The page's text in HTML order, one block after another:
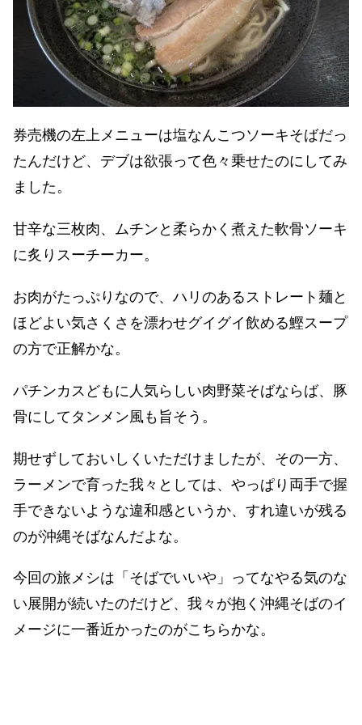
券売機の左上メニューは塩なんこつソーキそばだっ
たんだけど、デブは欲張って色々乗せたのにしてみ
ました。
甘辛な三枚肉、ムチンと柔らかく煮えた軟骨ソーキ
に炙りスーチーカー。
お肉がたっぷりなので、ハリのあるストレート麺と
ほどよい気さくさを漂わせグイグイ飲める鰹スープ
の方で正解かな。
パチンカスどもに人気らしい肉野菜そばならば、豚
骨にしてタンメン風も旨そう。
期せずしておいしくいただけましたが、その一方、
ラーメンで育った我々としては、やっぱり両手で握
手できないような違和感というか、すれ違いが残る
のが沖縄そばなんだよな。
今回の旅メシは「そばでいいや」ってなやる気のな
い展開が続いたのだけど、我々が抱く沖縄そばのイ
メージに一番近かったのがこちらかな。